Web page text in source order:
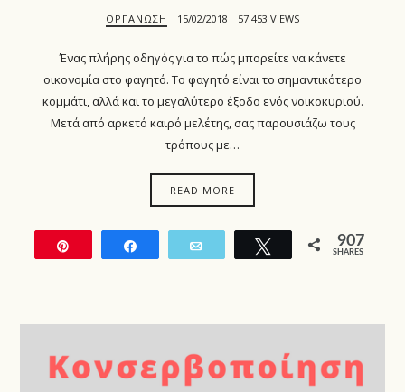
ΟΡΓΆΝΩΣΗ 15/02/2018 57.453 VIEWS
Ένας πλήρης οδηγός για το πώς μπορείτε να κάνετε
οικονομία στο φαγητό. Το φαγητό είναι το σημαντικότερο
κομμάτι, αλλά και το μεγαλύτερο έξοδο ενός νοικοκυριού.
Μετά από αρκετό καιρό μελέτης, σας παρουσιάζω τους
τρόπους με…
READ MORE
Tweet 907
SHARES